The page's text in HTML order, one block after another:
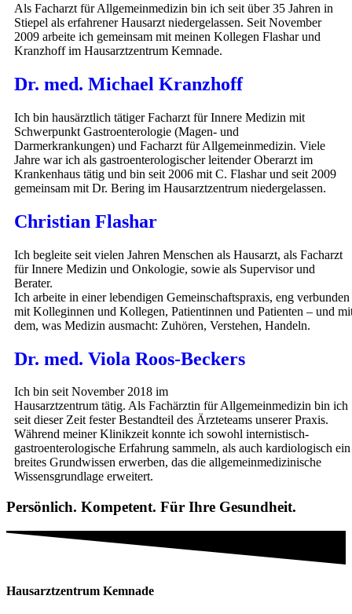
Als Facharzt für Allgemeinmedizin bin ich seit über 35 Jahren in
Stiepel als erfahrener Hausarzt niedergelassen. Seit November
2009 arbeite ich gemeinsam mit meinen Kollegen Flashar und
Kranzhoff im Hausarztzentrum Kemnade.
Dr. med. Michael Kranzhoff
Ich bin hausärztlich tätiger Facharzt für Innere Medizin mit
Schwerpunkt Gastroenterologie (Magen- und
Darmerkrankungen) und Facharzt für Allgemeinmedizin. Viele
Jahre war ich als gastroenterologischer leitender Oberarzt im
Krankenhaus tätig und bin seit 2006 mit C. Flashar und seit 2009
gemeinsam mit Dr. Bering im Hausarztzentrum niedergelassen.
Christian Flashar
Ich begleite seit vielen Jahren Menschen als Hausarzt, als Facharzt
für Innere Medizin und Onkologie, sowie als Supervisor und
Berater.
Ich arbeite in einer lebendigen Gemeinschaftspraxis, eng verbunden
mit Kolleginnen und Kollegen, Patientinnen und Patienten – und
dem, was Medizin ausmacht: Zuhören, Verstehen, Handeln.
Dr. med. Viola Roos-Beckers
Ich bin seit November 2018 im
Hausarztzentrum tätig. Als Fachärztin für Allgemeinmedizin bin ich
seit dieser Zeit fester Bestandteil des Ärzteteams unserer Praxis.
Während meiner Klinikzeit konnte ich sowohl internistisch-
gastroenterologische Erfahrung sammeln, als auch kardiologisch ein
breites Grundwissen erwerben, das die allgemeinmedizinische
Wissensgrundlage erweitert.
Persönlich. Kompetent. Für Ihre Gesundheit.
Hausarztzentrum Kemnade